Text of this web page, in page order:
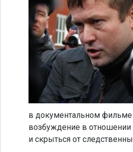
в документальном фильме
возбуждение в отношении
и скрыться от